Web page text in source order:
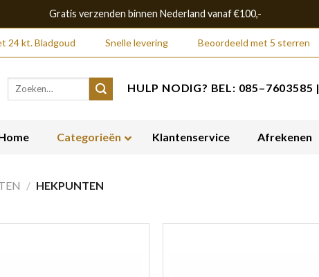
Gratis verzenden binnen Nederland vanaf €100,-
24 kt. Bladgoud Snelle levering Beoordeeld met 5 sterren
Zoeken
HULP NODIG? BEL: 085–7603585 |
Categorieën Klantenservice Afrekenen
/ HEKPUNTEN